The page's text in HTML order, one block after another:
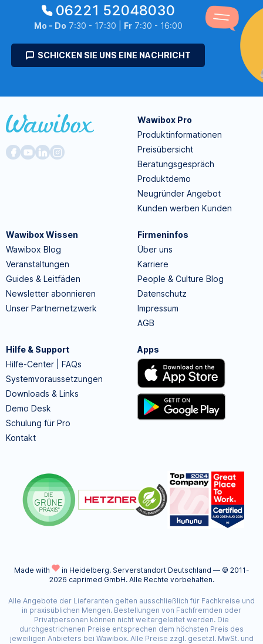
06221 52048030
Mo - Do 7:30 - 17:30 | Fr7:30 - 16:00
SCHICKEN SIE UNS EINE NACHRICHT
Wawibox Pro
Produktinformationen
Preisübersicht
Beratungsgespräch
Produktdemo
Neugründer Angebot
Kunden werben Kunden
Wawibox Wissen
Wawibox Blog
Veranstaltungen
Guides & Leitfäden
Newsletter abonnieren
Unser Partnernetzwerk
Firmeninfos
Über uns
Karriere
People & Culture Blog
Datenschutz
Impressum
AGB
Hilfe & Support
Hilfe-Center | FAQs
Systemvoraussetzungen
Downloads & Links
Demo Desk
Schulung für Pro
Kontakt
Apps
Made with in Heidelberg. Serverstandort Deutschland — © 2011-
2026 caprimed GmbH. Alle Rechte vorbehalten.
Alle Angebote der Lieferanten gelten ausschließlich für Fachkreise und
in praxisüblichen Mengen. Bestellungen von Fachfremden oder
Privatpersonen können nicht weitergeleitet werden. Die
durchgestrichenen Preise entsprechen dem höchsten Preis des
jeweiligen Anbieters bei Wawibox. Alle Preise zzgl. gesetzl. MwSt. und